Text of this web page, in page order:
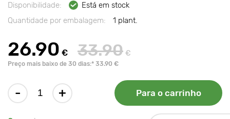
Disponibilidade:
Está em stock
Quantidade por embalagem:
1 plant.
26.90 € 33.90 €
Preço mais baixo de 30 dias:* 33.90 €
- + Para o carrinho